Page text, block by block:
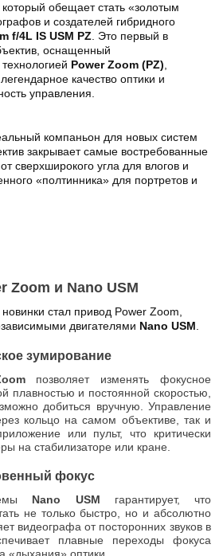
обещает стать «золотым
и создателей гибридного
f/4L IS USM PZ . Это первый в
оснащенный
Power Zoom (PZ)
качество оптики и
управления.
компаньон для новых систем
закрывает самые востребованные
сверхширокого угла для влогов и
«полтинника» для портретов и
Zoom и Nano USM
стал привод Power Zoom,
двигателями Nano USM
зумирование
позволяет изменять фокусное
плавностью и постоянной скоростью,
добиться вручную. Управление
кольцо на самом объективе, так и
или пульт, что критически
на стабилизаторе или кране.
фокус
Nano USM гарантирует, что
не только быстро, но и абсолютно
видеографа от посторонних звуков в
плавные переходы фокуса